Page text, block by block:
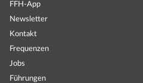
FFH-App
Newsletter
Kontakt
Frequenzen
Jobs
Führungen